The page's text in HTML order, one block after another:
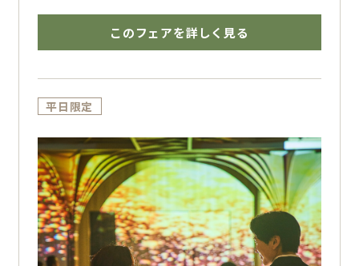
できる限り早めに結婚式をしたいな、、、でも
間に合うのかな
見！！
結婚式準備は２か月あれば十分です！担当スタ
伝いいたします！
2026年年内の結婚式が最もお得☆
直前予約限定特典2,000円×人数OFF等多数特
典をご準備しております
≪最大206万円OFF≫
このフェアを詳しく見る
平日限定